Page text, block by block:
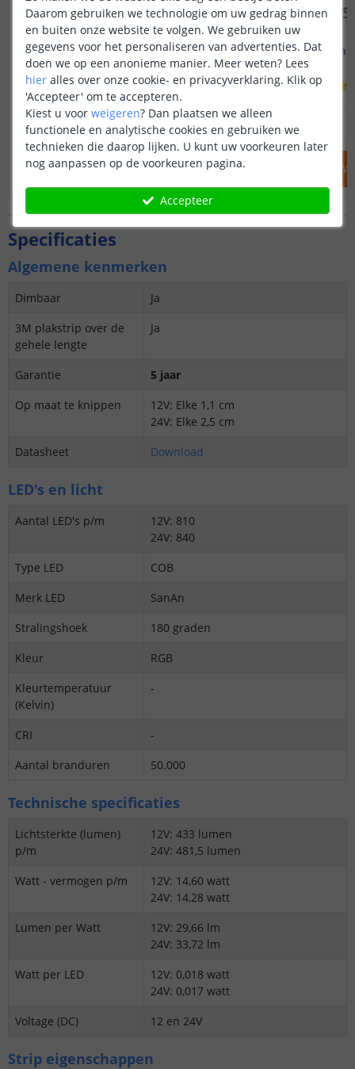
2M - compleet profiel
Opbouw - smal en laag
(2 reviews)
OP VOORRAAD 22,95
IN WINKELWAGEN
2M -
Opbouw -
IN
Specificaties
Algemene kenmerken
Dimbaar
Ja
3M plakstrip over de
gehele lengte
Ja
Garantie
5 jaar
Op maat te knippen
12V: Elke 1,1 cm
24V: Elke 2,5 cm
Datasheet
Download
LED's en licht
Aantal LED's p/m
12V: 810
24V: 840
Type LED
COB
Merk LED
SanAn
Stralingshoek
180 graden
Kleur
RGB
Kleurtemperatuur
(Kelvin)
-
CRI
-
Aantal branduren
50.000
Technische specificaties
Lichtsterkte (lumen)
p/m
12V: 433 lumen
24V: 481,5 lumen
Watt - vermogen p/m
12V: 14,60 watt
24V: 14,28 watt
Lumen per Watt
12V: 29,66 lm
24V: 33,72 lm
Watt per LED
12V: 0,018 watt
24V: 0,017 watt
Voltage (DC)
12 en 24V
Strip eigenschappen
Daarom gebruiken we technologie om uw gedrag binnen
en buiten onze website te volgen. We gebruiken uw
gegevens voor het personaliseren van advertenties. Dat
doen we op een anonieme manier. Meer weten? Lees
hier alles over onze cookie- en privacyverklaring. Klik op
'Accepteer' om te accepteren.
Kiest u voor weigeren? Dan plaatsen we alleen
functionele en analytische cookies en gebruiken we
technieken die daarop lijken. U kunt uw voorkeuren later
nog aanpassen op de voorkeuren pagina.
Accepteer